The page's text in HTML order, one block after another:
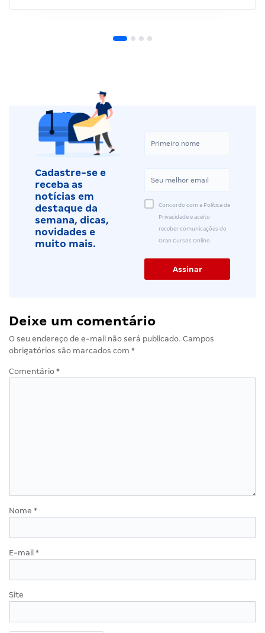
Cadastre-se e
receba as
notícias em
destaque da
semana, dicas,
novidades e
muito mais.
Concordo com a Política de
Privacidade e aceito
receber comunicações do
Gran Cursos Online.
Deixe um comentário
O seu endereço de e-mail não será publicado. Campos
obrigatórios são marcados com *
Comentário *
Nome *
E-mail *
Site